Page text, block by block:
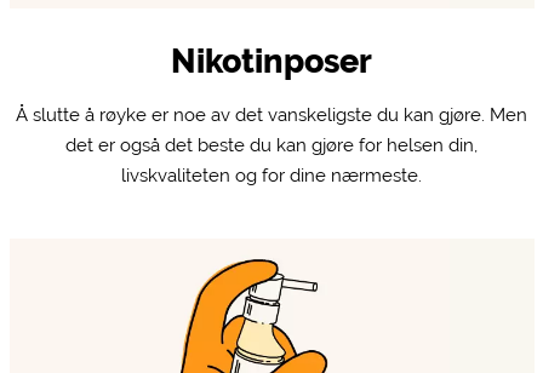
Nikotinposer
Å slutte å røyke er noe av det vanskeligste du kan gjøre. Men
det er også det beste du kan gjøre for helsen din,
livskvaliteten og for dine nærmeste.